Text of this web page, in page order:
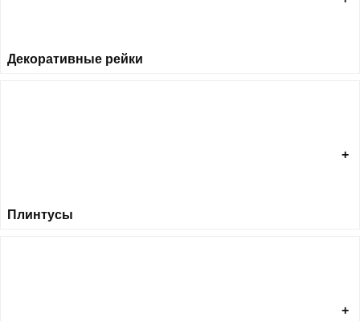
Декоративные рейки
Плинтусы